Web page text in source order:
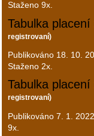
Staženo 9x.
Tabulka
registrovaní)
Publikováno 18. 10.
Staženo 2x.
Tabulka
registrovaní)
Publikováno 7. 1.
9x.